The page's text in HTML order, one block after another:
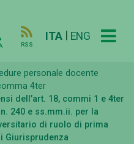
RSS
ITA ENG
personale docente
4ter
dell’art. 18, commi 1 e 4ter
240 e ss.mm.ii. per la
di ruolo di prima
Giurisprudenza